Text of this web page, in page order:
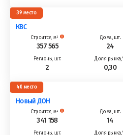
39
КВС
357 565 24
2 0,30
40
Новый ДОН
341 158 14